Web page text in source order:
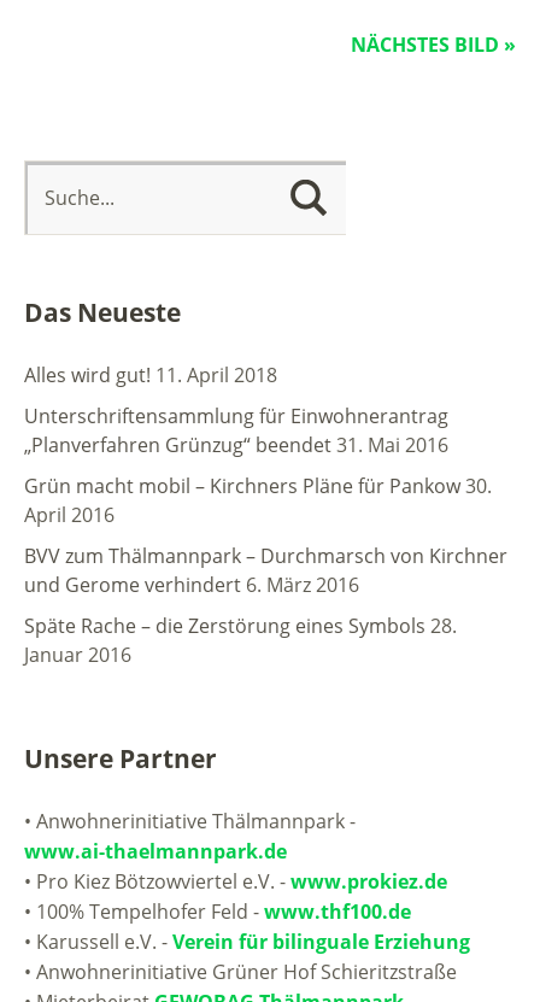
NÄCHSTES BILD »
Das Neueste
Alles wird gut! 11. April 2018
Unterschriftensammlung für Einwohnerantrag
„Planverfahren Grünzug“ beendet31. Mai 2016
Grün macht mobil – Kirchners Pläne für Pankow30.
April 2016
BVV zum Thälmannpark – Durchmarsch von Kirchner
und Gerome verhindert 6. März 2016
Späte Rache – die Zerstörung eines Symbols 28.
Januar 2016
Unsere Partner
• Anwohnerinitiative Thälmannpark -
www.ai-thaelmannpark.de
• Pro Kiez Bötzowviertel e.V. -www.prokiez.de
• 100% Tempelhofer Feld -www.thf100.de
• Karussell e.V. -Verein für bilinguale Erziehung
• Anwohnerinitiative Grüner Hof Schieritzstraße